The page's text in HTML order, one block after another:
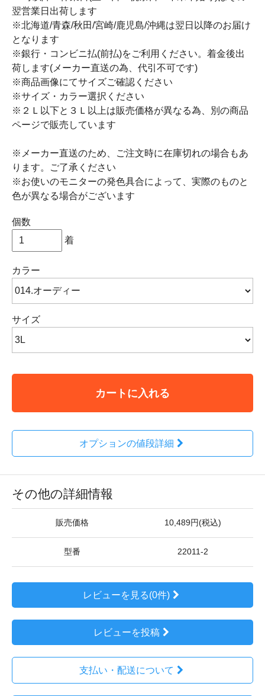
翌営業日出荷します
※北海道/青森/秋田/宮崎/鹿児島/沖縄は翌日以降のお届け
となります
※銀行・コンビニ払(前払)をご利用ください。着金後出
荷します(メーカー直送の為、代引不可です)
※商品画像にてサイズご確認ください
※サイズ・カラー選択ください
※２Ｌ以下と３Ｌ以上は販売価格が異なる為、別の商品
ページで販売しています
※メーカー直送のため、ご注文時に在庫切れの場合もあ
ります。ご了承ください
※お使いのモニターの発色具合によって、実際のものと
色が異なる場合がございます
個数
着
カラー
サイズ
カートに入れる
オプションの値段詳細
その他の詳細情報
販売価格 10,489円(税込)
型番 22011-2
レビューを見る(0件)
レビューを投稿
支払い・配送について